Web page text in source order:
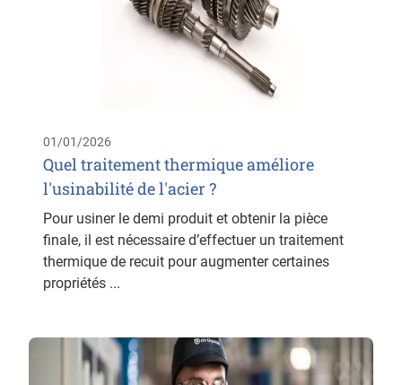
01/01/2026
Quel traitement thermique améliore
l'usinabilité de l'acier ?
Pour usiner le demi produit et obtenir la pièce
finale, il est nécessaire d’effectuer un traitement
thermique de recuit pour augmenter certaines
propriétés ...